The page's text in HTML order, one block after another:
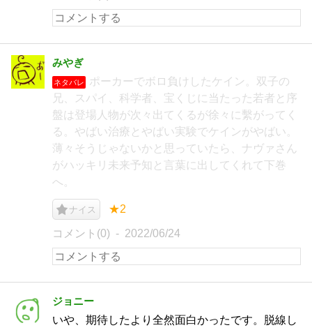
みやぎ
ネタバレ
ポーカーでボロ負けしたケイン。双子の
兄、スパイ、科学者、宝くじに当たった若者と序
盤は登場人物が次々出てくるが徐々に繫がってく
る。やばい治療とやばい実験でケインがやばい。
薄々そうじゃないかと思っていたら、ナヴァさん
がハッキリ未来予知と言葉に出してくれて下巻
へ。
ナイス ★2
コメント(0) 2022/06/24
ジョニー
いや、期待したより全然面白かったです。脱線し